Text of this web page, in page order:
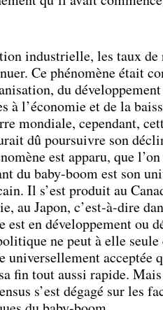
industrielle, les taux de
Ce phénomène était
du
à l’économie et de la
mondiale, cependant,
dû poursuivre son
est apparu, que
du baby-boom est son
Il s’est produit au
au Japon, c’est-à-dire
en développement ou
ne peut à elle
universellement acceptée
fin tout aussi rapide.
s’est dégagé sur les